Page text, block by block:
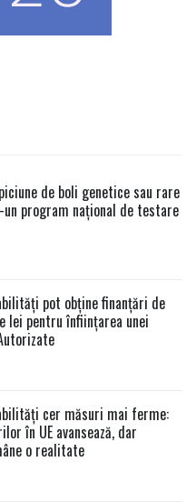
de boli genetice sau rare
program național de testare
pot obține finanțări de
lei pentru înființarea unei
cer măsuri mai ferme:
în UE avansează, dar
o realitate